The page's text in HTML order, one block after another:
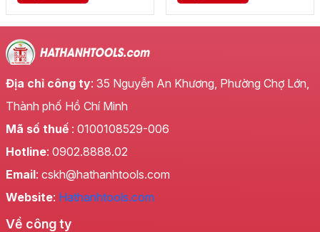
Địa chỉ công ty: 35 Nguyễn An Khương, Phường Chợ Lớn,
Thành phố Hồ Chí Minh
Mã số thuế : 0100108529-006
Hotline: 0902.8888.02
Email: cskh@hathanhtools.com
Website: Hathanhtools.com
Về công ty